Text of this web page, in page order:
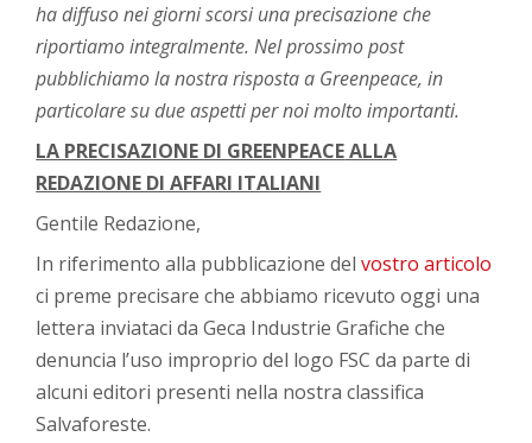
ha diffuso nei giorni scorsi una precisazione che
riportiamo integralmente. Nel prossimo post
pubblichiamo la nostra risposta a Greenpeace, in
particolare su due aspetti per noi molto importanti.
LA PRECISAZIONE DI GREENPEACEALLA
REDAZIONE DI AFFARI ITALIANI
Gentile Redazione,
In riferimento alla pubblicazione delvostro articolo
ci preme precisare che abbiamo ricevuto oggi una
lettera inviataci da Geca Industrie Grafiche che
denuncia l’uso improprio del logo FSC da parte di
alcuni editori presenti nella nostra classifica
Salvaforeste.